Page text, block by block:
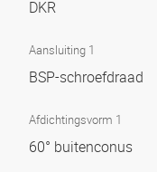
DKR
Aansluiting 1
BSP-schroefdraad
Afdichtingsvorm 1
60° buitenconus